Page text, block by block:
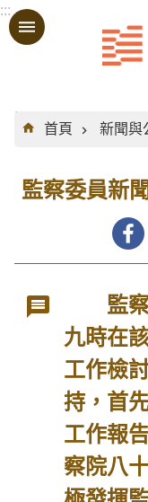
跳到主要內容區塊
:::
:::
首頁
新聞與
監察委員新
監察
九時在
工作檢
持，首
工作報
察院八